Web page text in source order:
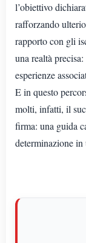
l’obiettivo
rafforzando
rapporto con gli
una realtà
esperienze
E in questo
molti, infatti, il
firma: una guida
determinazione